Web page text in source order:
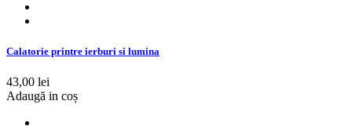
Calatorie printre ierburi si lumina
43,00 lei
Adaugă in coș